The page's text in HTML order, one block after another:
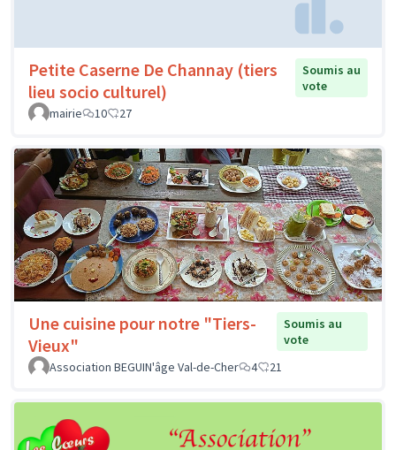
Petite Caserne De Channay (tiers
lieu socio culturel)
Soumis au
vote
mairie
10 27
Une cuisine pour notre "Tiers-
Vieux"
Soumis au
vote
Association BEGUIN'âge Val-de-Cher
4 21